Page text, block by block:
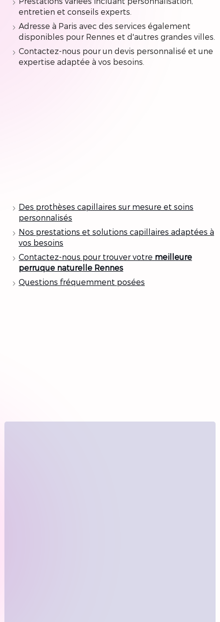
entretien et conseils experts.
Adresse à Paris avec des services également
disponibles pour Rennes et d'autres grandes villes.
Contactez-nous pour un devis personnalisé et une
expertise adaptée à vos besoins.
Des prothèses capillaires sur mesure et soins
personnalisés
Nos prestations et solutions capillaires adaptées à
vos besoins
Contactez-nous pour trouver votre meilleure
perruque naturelle Rennes
Questions fréquemment posées